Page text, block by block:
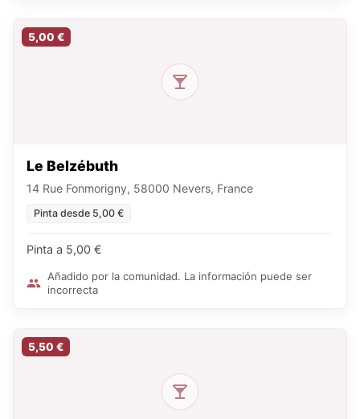
5,00 €
Le Belzébuth
14 Rue Fonmorigny, 58000 Nevers, France
Pinta desde 5,00 €
Pinta a 5,00 €
Añadido por la comunidad. La información puede ser
incorrecta
5,50 €